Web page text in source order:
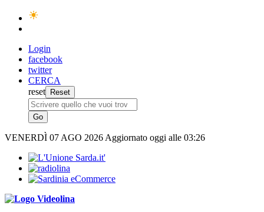
Login
facebook
twitter
CERCA
reset
VENERDÌ 07 AGO 2026 Aggiornato oggi alle 03:26